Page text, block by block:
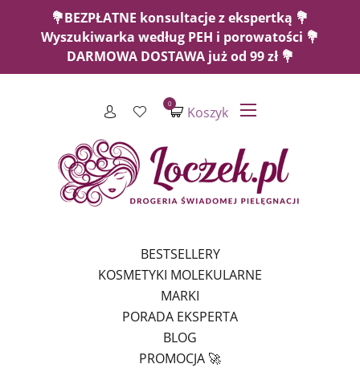
💐BEZPŁATNE konsultacje z ekspertką 💐
Wyszukiwarka według PEH i porowatości 💐
DARMOWA DOSTAWA już od 99 zł 💐
Koszyk
0
BESTSELLERY
KOSMETYKI MOLEKULARNE
MARKI
PORADA EKSPERTA
BLOG
PROMOCJA 🚀